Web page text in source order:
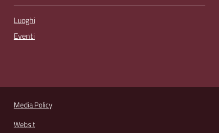
Luoghi
Eventi
Media Policy
Websit